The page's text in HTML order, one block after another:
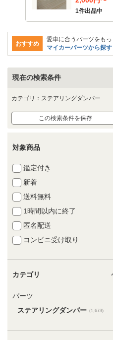
1件出品中
おすすめ
愛車に合うパーツをもっ
マイカーパーツから探す
現在の検索条件
カテゴリ：ステアリングダンパー
この検索条件を保存
対象商品
鑑定付き
新着
送料無料
1時間以内に終了
匿名配送
コンビニ受け取り
カテゴリ
パーツ
ステアリングダンパー (1,673)